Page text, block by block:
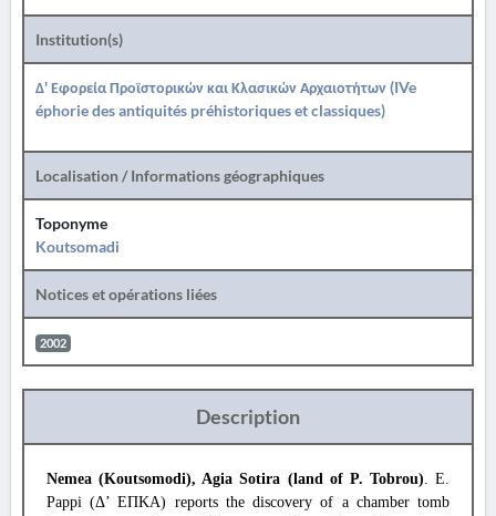
Institution(s)
Δ' Εφορεία Προϊστορικών και Κλασικών Αρχαιοτήτων (IVe
éphorie des antiquités préhistoriques et classiques)
Localisation / Informations géographiques
Toponyme
Koutsomadi
Notices et opérations liées
2002
Description
Nemea (Koutsomodi), Agia Sotira (land of P. Tobrou). E.
Pappi (Δ’ ΕΠΚΑ) reports the discovery of a chamber tomb